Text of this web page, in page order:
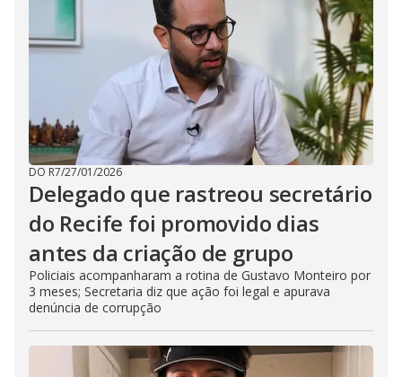
DO R7/27/01/2026
Delegado que rastreou secretário
do Recife foi promovido dias
antes da criação de grupo
Policiais acompanharam a rotina de Gustavo Monteiro por
3 meses; Secretaria diz que ação foi legal e apurava
denúncia de corrupção